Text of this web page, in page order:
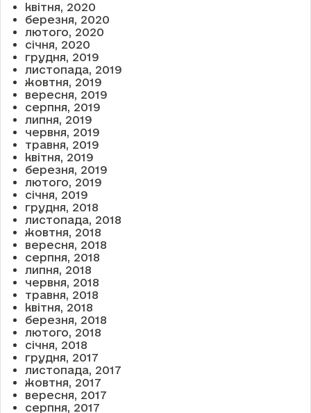
квітня, 2020
березня, 2020
лютого, 2020
січня, 2020
грудня, 2019
листопада, 2019
жовтня, 2019
вересня, 2019
серпня, 2019
липня, 2019
червня, 2019
травня, 2019
квітня, 2019
березня, 2019
лютого, 2019
січня, 2019
грудня, 2018
листопада, 2018
жовтня, 2018
вересня, 2018
серпня, 2018
липня, 2018
червня, 2018
травня, 2018
квітня, 2018
березня, 2018
лютого, 2018
січня, 2018
грудня, 2017
листопада, 2017
жовтня, 2017
вересня, 2017
серпня, 2017